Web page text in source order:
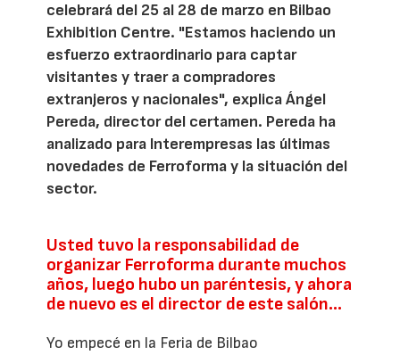
celebrará del 25 al 28 de marzo en Bilbao
Exhibition Centre. "Estamos haciendo un
esfuerzo extraordinario para captar
visitantes y traer a compradores
extranjeros y nacionales", explica Ángel
Pereda, director del certamen. Pereda ha
analizado para Interempresas las últimas
novedades de Ferroforma y la situación del
sector.
Usted tuvo la responsabilidad de
organizar Ferroforma durante muchos
años, luego hubo un paréntesis, y ahora
de nuevo es el director de este salón...
Yo empecé en la Feria de Bilbao